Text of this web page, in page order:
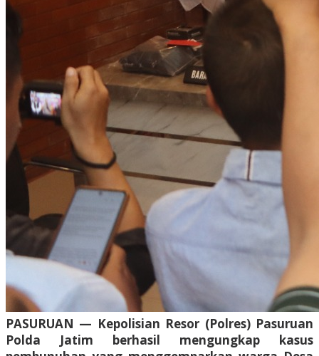
PASURUAN — Kepolisian Resor (Polres) Pasuruan
Polda Jatim berhasil mengungkap kasus